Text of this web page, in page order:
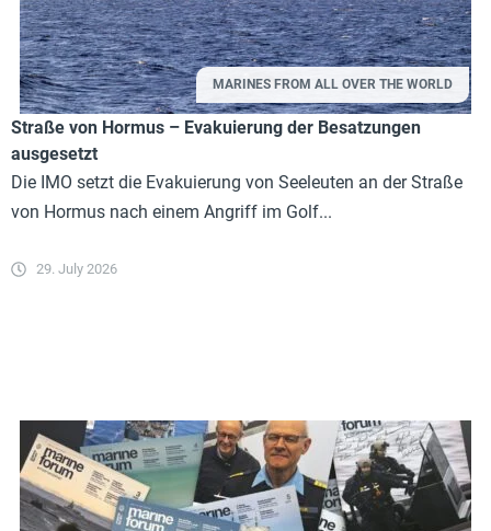
MARINES FROM ALL OVER THE WORLD
Straße von Hormus – Evakuierung der Besatzungen
ausgesetzt
Die IMO setzt die Evakuierung von Seeleuten an der Straße
von Hormus nach einem Angriff im Golf...
29. July 2026